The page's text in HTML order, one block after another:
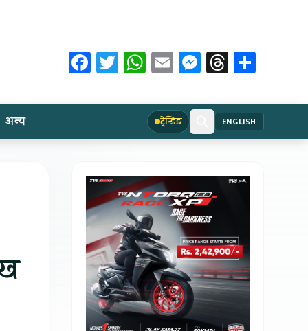
Facebook
Twitter
WhatsApp
EmailMessenger
Threads
अन्य ट्रेन्डिङ ENGLISH